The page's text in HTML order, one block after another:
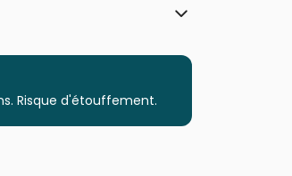
Adultes (500 à 48.000
Risque d'étouffement.